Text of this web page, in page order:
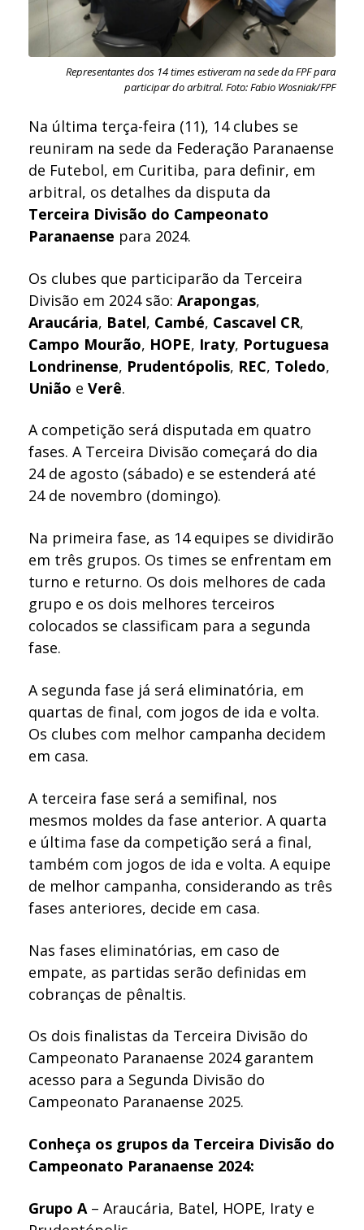
Representantes dos 14 times estiveram na sede da FPF para
participar do arbitral. Foto: Fabio Wosniak/FPF
Na última terça-feira (11), 14 clubes se
reuniram na sede da Federação Paranaense
de Futebol, em Curitiba, para definir, em
arbitral, os detalhes da disputa da
Terceira Divisão do Campeonato
Paranaense para 2024.
Os clubes que participarão da Terceira
Divisão em 2024 são:Arapongas,
Araucária, Batel, Cambé, Cascavel CR,
Campo Mourão, HOPE, Iraty, Portuguesa
Londrinense, Prudentópolis, REC, Toledo,
União eVerê.
A competição será disputada em quatro
fases. A Terceira Divisão começará do dia
24 de agosto (sábado) e se estenderá até
24 de novembro (domingo).
Na primeira fase, as 14 equipes se dividirão
em três grupos. Os times se enfrentam em
turno e returno. Os dois melhores de cada
grupo e os dois melhores terceiros
colocados se classificam para a segunda
fase.
A segunda fase já será eliminatória, em
quartas de final, com jogos de ida e volta.
Os clubes com melhor campanha decidem
em casa.
A terceira fase será a semifinal, nos
mesmos moldes da fase anterior. A quarta
e última fase da competição será a final,
também com jogos de ida e volta. A equipe
de melhor campanha, considerando as três
fases anteriores, decide em casa.
Nas fases eliminatórias, em caso de
empate, as partidas serão definidas em
cobranças de pênaltis.
Os dois finalistas da Terceira Divisão do
Campeonato Paranaense 2024 garantem
acesso para a Segunda Divisão do
Campeonato Paranaense 2025.
Conheça os grupos da Terceira Divisão do
Campeonato Paranaense 2024:
Grupo A– Araucária, Batel, HOPE, Iraty e